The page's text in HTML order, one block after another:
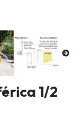
1/2